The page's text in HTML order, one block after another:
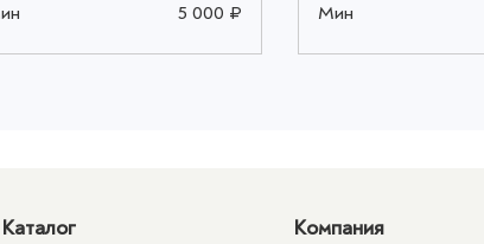
5 000 ₽
Мин
Каталог
Компания